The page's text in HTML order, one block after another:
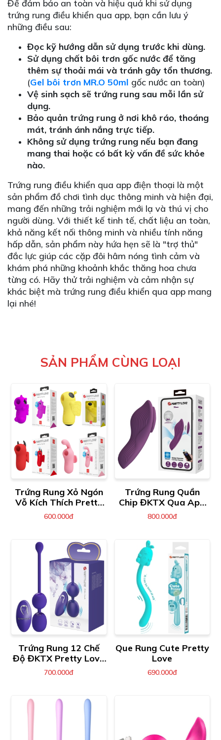
Để đảm bảo an toàn và hiệu quả khi sử dụng
trứng rung điều khiển qua app, bạn cần lưu ý
những điều sau:
Đọc kỹ hướng dẫn sử dụng trước khi dùng.
Sử dụng chất bôi trơn gốc nước để tăng
thêm sự thoải mái và tránh gây tổn thương.
(Gel bôi trơn MR.O 50ml gốc nước an toàn)
Vệ sinh sạch sẽ trứng rung sau mỗi lần sử
dụng.
Bảo quản trứng rung ở nơi khô ráo, thoáng
mát, tránh ánh nắng trực tiếp.
Không sử dụng trứng rung nếu bạn đang
mang thai hoặc có bất kỳ vấn đề sức khỏe
nào.
Trứng rung điều khiển qua app điện thoại là một
sản phẩm đồ chơi tình dục thông minh và hiện đại,
mang đến những trải nghiệm mới lạ và thú vị cho
người dùng. Với thiết kế tinh tế, chất liệu an toàn,
khả năng kết nối thông minh và nhiều tính năng
hấp dẫn, sản phẩm này hứa hẹn sẽ là "trợ thủ"
đắc lực giúp các cặp đôi hâm nóng tình cảm và
khám phá những khoảnh khắc thăng hoa chưa
từng có. Hãy thử trải nghiệm và cảm nhận sự
khác biệt mà trứng rung điều khiển qua app mang
lại nhé!
SẢN PHẨM CÙNG LOẠI
Trứng Rung Xỏ Ngón
Vỗ Kích Thích Pretty
Love Mini Fun Toys
600.000đ
Trứng Rung Quần
Chip ĐKTX Qua App
Pretty Love Mane
800.000đ
Trứng Rung 12 Chế
Độ ĐKTX Pretty Love
Willie-Youth
700.000đ
Que Rung Cute Pretty
Love
690.000đ